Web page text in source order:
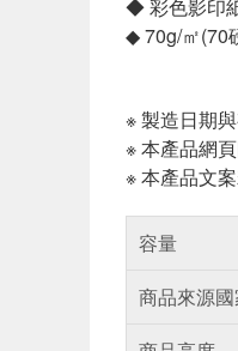
◆ 彩色影印
◆ 70g/㎡(70
※ 製造日期
※ 本產品網
※ 本產品文
容量
商品來源